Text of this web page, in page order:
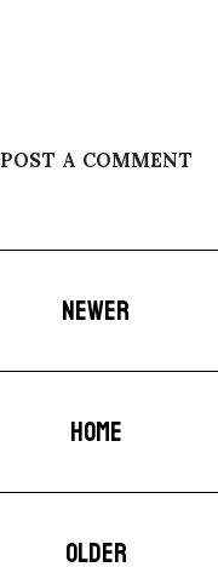
POST A COMMENT
NEWER
HOME
OLDER